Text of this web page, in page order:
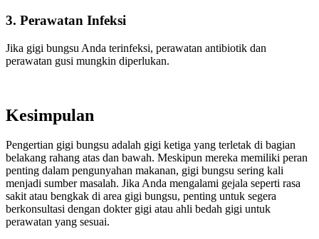
3. Perawatan Infeksi
Jika gigi bungsu Anda terinfeksi, perawatan antibiotik dan
perawatan gusi mungkin diperlukan.
Kesimpulan
Pengertian gigi bungsu adalah gigi ketiga yang terletak di bagian
belakang rahang atas dan bawah. Meskipun mereka memiliki peran
penting dalam pengunyahan makanan, gigi bungsu sering kali
menjadi sumber masalah. Jika Anda mengalami gejala seperti rasa
sakit atau bengkak di area gigi bungsu, penting untuk segera
berkonsultasi dengan dokter gigi atau ahli bedah gigi untuk
perawatan yang sesuai.